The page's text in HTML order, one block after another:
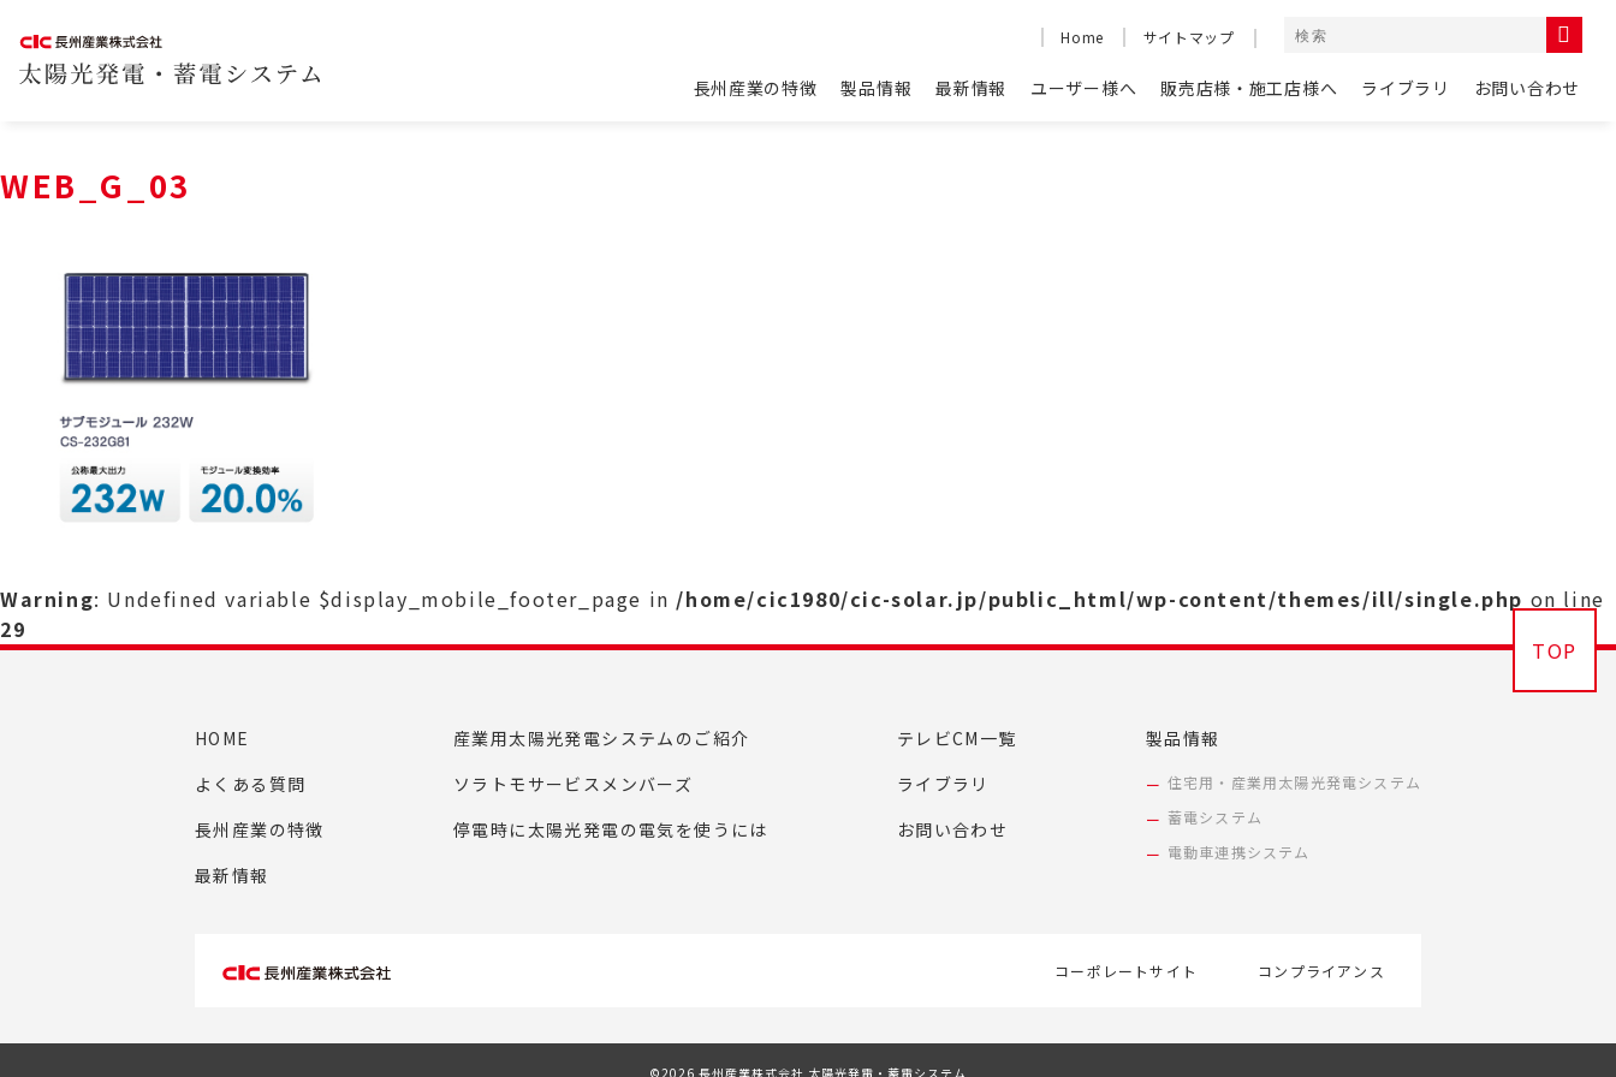
Home サイトマップ
長州産業の特徴 製品情報 最新情報 ユーザー様へ 販売店様・施工店様へ ライブラリ お問い合わせ
WEB_G_03
Warning: Undefined variable $display_mobile_footer_page in /home/cic1980/cic-solar.jp/public_html/wp-content/themes/ill/single.php on line
29
TOP
HOME
よくある質問
長州産業の特徴
最新情報
産業用太陽光発電システムのご紹介
ソラトモサービスメンバーズ
停電時に太陽光発電の電気を使うには
テレビCM一覧
ライブラリ
お問い合わせ
製品情報
住宅用・産業用太陽光発電システム
蓄電システム
電動車連携システム
コーポレートサイト コンプライアンス
©2026 長州産業株式会社 太陽光発電・蓄電システム